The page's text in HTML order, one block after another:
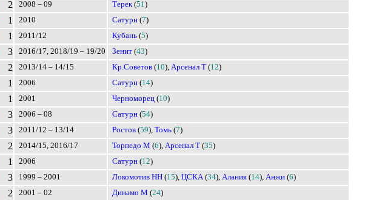
2 2008 – 09 Терек (51)
1 2010 Сатурн (7)
1 2011/12 Кубань (5)
3 2016/17, 2018/19 – 19/20 Зенит (43)
2 2013/14 – 14/15 Кр.Советов (10), Арсенал Т (12)
1 2006 Сатурн (14)
1 2001 Черноморец (10)
3 2006 – 08 Сатурн (54)
3 2011/12 – 13/14 Ростов (59),Томь (7)
2 2014/15, 2016/17 Торпедо М (6), Арсенал Т (35)
1 2006 Сатурн (12)
3 1999 – 2001 Локомотив НН (15),ЦСКА (34), Алания (14), Анжи (6)
2 2001 – 02 Динамо М (24)